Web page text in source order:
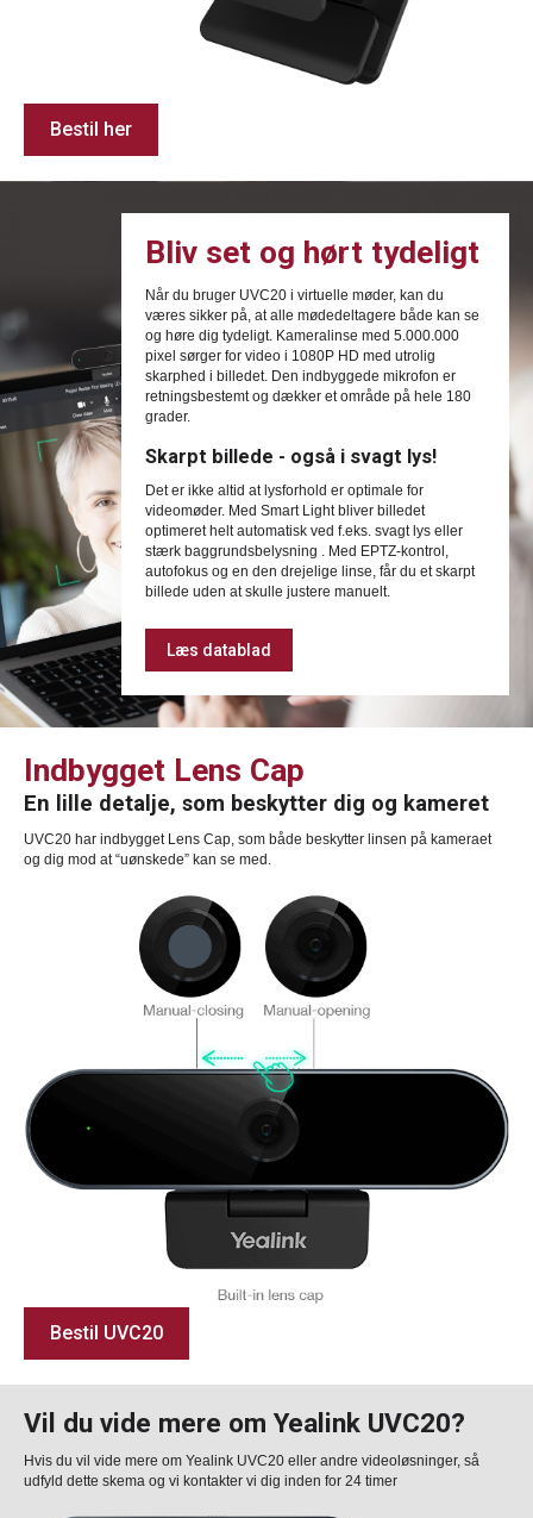
Bestil her
Bliv set og hørt tydeligt
Når du bruger UVC20 i virtuelle møder, kan du
væres sikker på, at alle mødedeltagere både kan se
og høre dig tydeligt. Kameralinse med 5.000.000
pixel sørger for video i 1080P HD med utrolig
skarphed i billedet. Den indbyggede mikrofon er
retningsbestemt og dækker et område på hele 180
grader.
Skarpt billede - også i svagt lys!
Det er ikke altid at lysforhold er optimale for
videomøder. Med Smart Light bliver billedet
optimeret helt automatisk ved f.eks. svagt lys eller
stærk baggrundsbelysning . Med EPTZ-kontrol,
autofokus og en den drejelige linse, får du et skarpt
billede uden at skulle justere manuelt.
Læs datablad
Indbygget Lens Cap
En lille detalje, som beskytter dig og kameret
UVC20 har indbygget Lens Cap, som både beskytter linsen på kameraet
og dig mod at “uønskede” kan se med.
Bestil UVC20
Vil du vide mere om Yealink UVC20?
Hvis du vil vide mere om Yealink UVC20 eller andre videoløsninger, så
udfyld dette skema og vi kontakter vi dig inden for 24 timer